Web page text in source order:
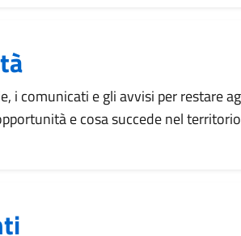
i comunicati e gli avvisi per restare
e cosa succede nel